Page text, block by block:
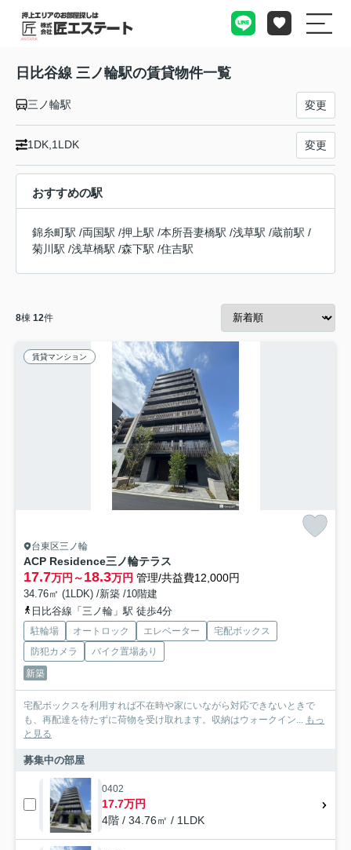
日比谷線 三ノ輪駅の賃貸物件一覧
三ノ輪駅 変更
1DK,1LDK 変更
おすすめの駅
錦糸町駅 /両国駅 /押上駅 /本所吾妻橋駅 /浅草駅 /蔵前駅 /
菊川駅 /浅草橋駅 /森下駅 /住吉駅
8棟 12件
賃貸マンション
台東区三ノ輪
ACP Residence三ノ輪テラス
17.7万円～18.3万円 管理/共益費12,000円
34.76㎡ (1LDK) /新築 /10階建
日比谷線「三ノ輪」駅 徒歩4分
駐輪場 オートロック エレベーター
宅配ボックス
防犯カメラ
バイク置場あり
新築
宅配ボックスを利用すれば不在時や家にいながら対応できないときで
も、再配達を待たずに荷物を受け取れます。収納はウォークイン...
もっ
と見る
募集中の部屋
0402
17.7万円
4階 / 34.76㎡ / 1LDK